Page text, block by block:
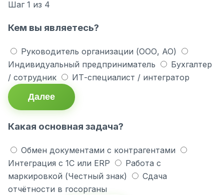
Шаг 1 из 4
Кем вы являетесь?
Руководитель организации (ООО, АО)
Индивидуальный предприниматель
Бухгалтер
/ сотрудник
ИТ-специалист / интегратор
Далее
Какая основная задача?
Обмен документами с контрагентами
Интеграция с 1С или ERP
Работа с
маркировкой (Честный знак)
Сдача
отчётности в госорганы